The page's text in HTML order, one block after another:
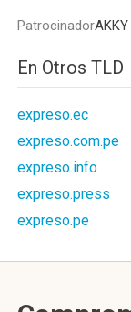
PatrocinadorAKKY
En Otros TLD
expreso.ec
expreso.com.pe
expreso.info
expreso.press
expreso.pe